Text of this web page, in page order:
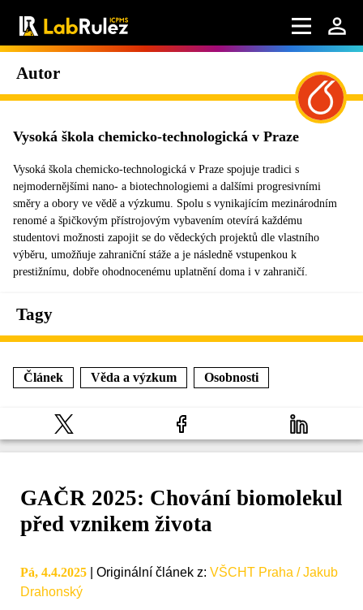
Autor
Vysoká škola chemicko-technologická v Praze
Vysoká škola chemicko-technologická v Praze spojuje tradici s
nejmodernějšími nano- a biotechnologiemi a dalšími progresivními
směry a obory ve vědě a výzkumu. Spolu s vynikajícím mezinárodním
renomé a špičkovým přístrojovým vybavením otevírá každému
studentovi možnosti zapojit se do vědeckých projektů dle vlastního
výběru, umožňuje zahraniční stáže a je následně vstupenkou k
prestižnímu, dobře ohodnocenému uplatnění doma i v zahraničí.
Tagy
Článek Věda a výzkum Osobnosti
GAČR 2025: Chování biomolekul
před vznikem života
Pá, 4.4.2025 Originální článek z: VŠCHT Praha / Jakub
Drahonský